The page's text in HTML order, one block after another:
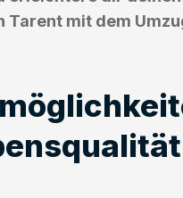
Tarent mit dem